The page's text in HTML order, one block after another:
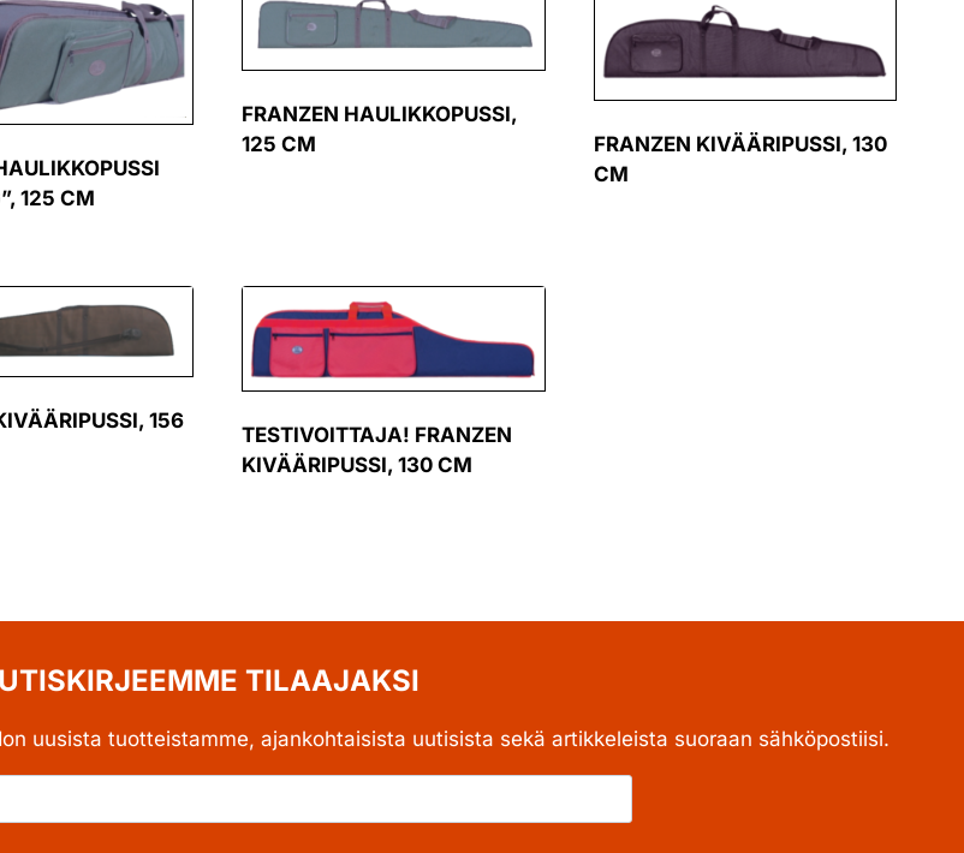
125 CM
FRANZEN HAULIKKOPUSSI,
125 CM
FRANZEN KIVÄÄRIPUSSI, 130
CM
156
TESTIVOITTAJA! FRANZEN
KIVÄÄRIPUSSI, 130 CM
TILAAJAKSI
uusista tuotteistamme, ajankohtaisista uutisista sekä artikkeleista suoraan sähköpostiisi.